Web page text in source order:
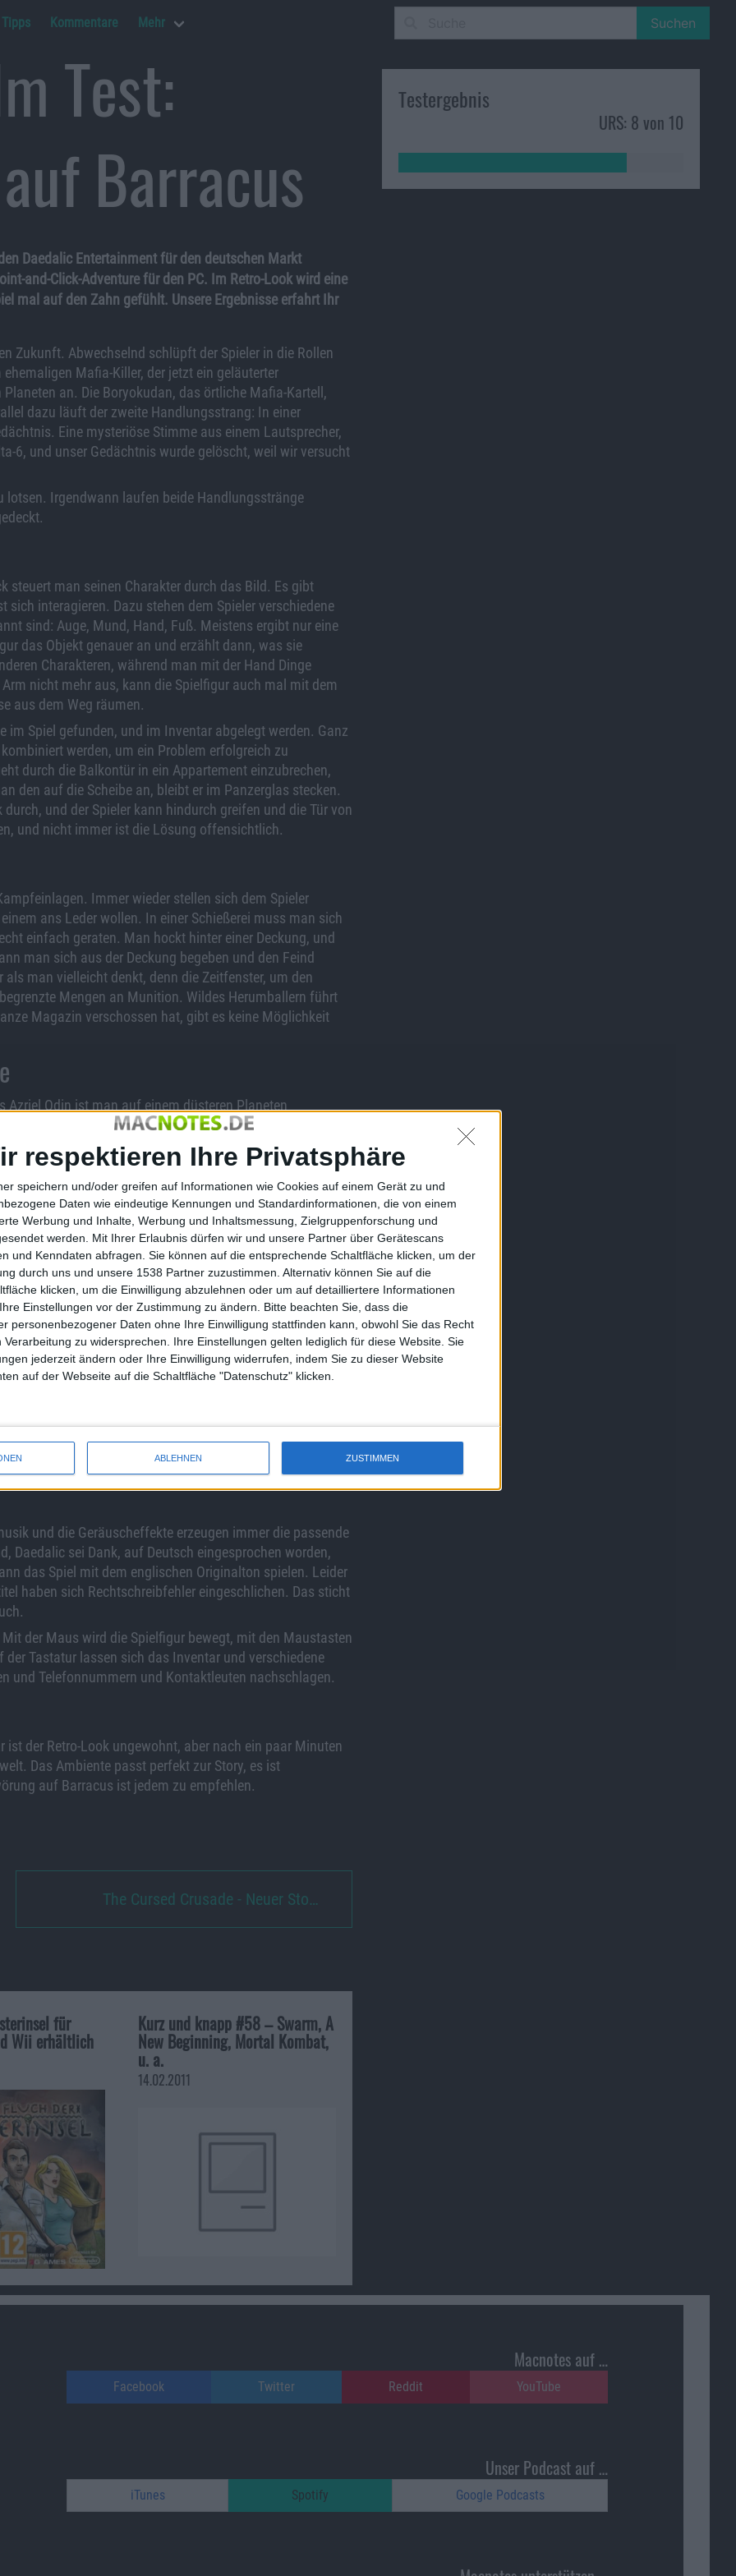
respektieren Ihre Privatsphäre
speichern und/oder greifen auf Informationen wie Cookies auf einem Gerät zu und
Daten wie eindeutige Kennungen und Standardinformationen, die von einem
Werbung und Inhalte, Werbung und Inhaltsmessung, Zielgruppenforschung und
werden.
Mit Ihrer Erlaubnis dürfen wir und unsere Partner über Gerätescans
und Kenndaten abfragen. Sie können auf die entsprechende Schaltfläche klicken, um der
durch uns und unsere 1538 Partner zuzustimmen. Alternativ können Sie auf die
klicken, um die Einwilligung abzulehnen oder um auf detailliertere Informationen
Einstellungen vor der Zustimmung zu ändern.
Bitte beachten Sie, dass die
personenbezogener Daten ohne Ihre Einwilligung stattfinden kann, obwohl Sie das Recht
Verarbeitung zu widersprechen. Ihre Einstellungen gelten lediglich für diese Website. Sie
jederzeit ändern oder Ihre Einwilligung widerrufen, indem Sie zu dieser Website
auf der Webseite auf die Schaltfläche "Datenschutz" klicken.
ABLEHNEN ZUSTIMMEN
Tipps Kommentare Mehr Suchen
Test:
Barracus
Daedalic Entertainment für den deutschen Markt
and-Click-Adventure für den PC. Im Retro-Look wird eine
mal auf den Zahn gefühlt. Unsere Ergebnisse erfahrt Ihr
Zukunft. Abwechselnd schlüpft der Spieler in die Rollen
Mafia-Killer, der jetzt ein geläuterter
an. Die Boryokudan, das örtliche Mafia-Kartell,
dazu läuft der zweite Handlungsstrang: In einer
Eine mysteriöse Stimme aus einem Lautsprecher,
6, und unser Gedächtnis wurde gelöscht, weil wir versucht
lotsen. Irgendwann laufen beide Handlungsstränge
steuert man seinen Charakter durch das Bild. Es gibt
interagieren. Dazu stehen dem Spieler verschiedene
sind: Auge, Mund, Hand, Fuß. Meistens ergibt nur eine
das Objekt genauer an und erzählt dann, was sie
Charakteren, während man mit der Hand Dinge
nicht mehr aus, kann die Spielfigur auch mal mit dem
aus dem Weg räumen.
Spiel gefunden, und im Inventar abgelegt werden. Ganz
werden, um ein Problem erfolgreich zu
durch die Balkontür in ein Appartement einzubrechen,
den auf die Scheibe an, bleibt er im Panzerglas stecken.
und der Spieler kann hindurch greifen und die Tür von
und nicht immer ist die Lösung offensichtlich.
Immer wieder stellen sich dem Spieler
ans Leder wollen. In einer Schießerei muss man sich
einfach geraten. Man hockt hinter einer Deckung, und
man sich aus der Deckung begeben und den Feind
man vielleicht denkt, denn die Zeitfenster, um den
Mengen an Munition. Wildes Herumballern führt
Magazin verschossen hat, gibt es keine Möglichkeit
Odin ist man auf einem düsteren Planeten
Straßen. In einer dunklen Häuserecke sitzt ein
Straße weiter wird Azriel in einem Hauseingang von
mit dir!“ Lieber schnell weitergehen bevor die Gauner
zwielichtig. Ein Ort mit vielen dunklen Gassen, in die man
Der einzige Wunsch ist, der Anstalt zu entfliehen,
wird man seltsamen Tests unterzogen und muss
zudem keine Gutmenschen: Sie versuchen Delta-6 zu
angepasst, und so entsteht dieses spannende und
Spielwelt einfühlen und das ist ganz eindeutig die größte
Man fühlt sich in die Zeiten eines Monkey Island
ist eine willkommene Abwechslung zu den modernen 3D-
zur Atmosphäre des Spiels bei.
und die Geräuscheffekte erzeugen immer die passende
Daedalic sei Dank, auf Deutsch eingesprochen worden,
das Spiel mit dem englischen Originalton spielen. Leider
haben sich Rechtschreibfehler eingeschlichen. Das sticht
der Maus wird die Spielfigur bewegt, mit den Maustasten
Tastatur lassen sich das Inventar und verschiedene
und Telefonnummern und Kontaktleuten nachschlagen.
der Retro-Look ungewohnt, aber nach ein paar Minuten
Das Ambiente passt perfekt zur Story, es ist
auf Barracus ist jedem zu empfehlen.
The Cursed Crusade - Neuer Sto…
für
Wii erhältlich
Kurz und knapp #58 – Swarm, A
New Beginning, Mortal Kombat,
u. a.
14.02.2011
Testergebnis
URS: 8 von 10
Macnotes auf …
Facebook Twitter Reddit YouTube
Unser Podcast auf …
iTunes Spotify Google Podcasts